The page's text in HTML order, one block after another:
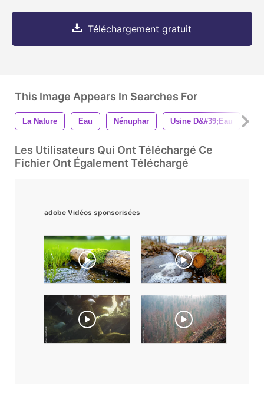
Téléchargement gratuit
This Image Appears In Searches For
La Nature Eau Nénuphar Usine D&#39;eau
Les Utilisateurs Qui Ont Téléchargé Ce
Fichier Ont Également Téléchargé
adobe Vidéos sponsorisées